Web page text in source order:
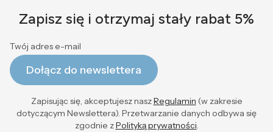
Zapisz się i otrzymaj stały rabat 5%
Twój adres e-mail
Dołącz do newslettera
Zapisując się, akceptujesz naszRegulamin (w zakresie
dotyczącym Newslettera). Przetwarzanie danych odbywa się
zgodnie zPolityką prywatności.